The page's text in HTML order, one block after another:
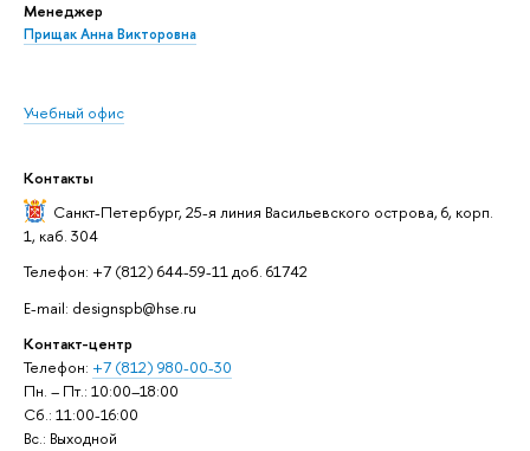
Менеджер
Прищак Анна Викторовна
Учебный офис
Контакты
Санкт-Петербург, 25-я линия Васильевского острова, 6, корп.
1, каб. 304
Телефон: +7 (812) 644-59-11 доб. 61742
E-mail: designspb@hse.ru
Контакт-центр
Телефон: +7 (812) 980-00-30
Пн. – Пт.: 10:00–18:00
Сб.: 11:00-16:00
Вс.: Выходной